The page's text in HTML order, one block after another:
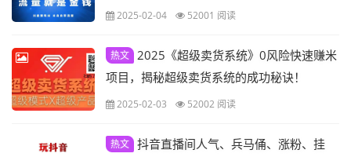
业收入最大化
2025-02-04 52001 阅读
热文 2025《超级卖货系统》0风险快速赚米
项目，揭秘超级卖货系统的成功秘诀！
2025-02-03 52002 阅读
热文 抖音直播间人气、兵马俑、涨粉、挂